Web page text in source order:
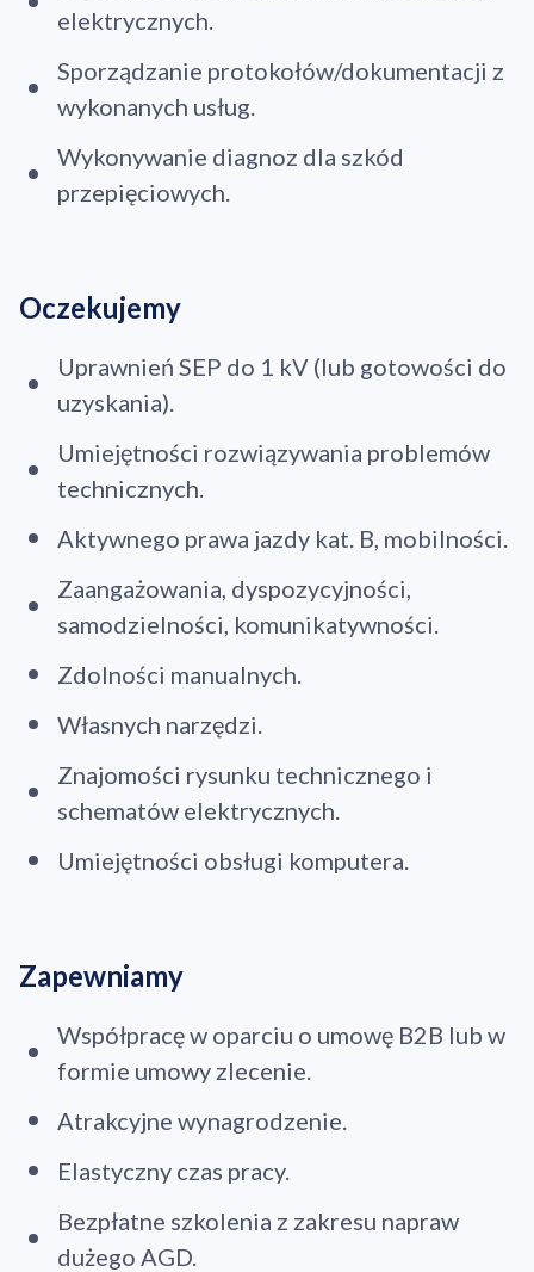
elektrycznych.
Sporządzanie protokołów/dokumentacji z
wykonanych usług.
Wykonywanie diagnoz dla szkód
przepięciowych.
Oczekujemy
Uprawnień SEP do 1 kV (lub gotowości do
uzyskania).
Umiejętności rozwiązywania problemów
technicznych.
Aktywnego prawa jazdy kat. B, mobilności.
Zaangażowania, dyspozycyjności,
samodzielności, komunikatywności.
Zdolności manualnych.
Własnych narzędzi.
Znajomości rysunku technicznego i
schematów elektrycznych.
Umiejętności obsługi komputera.
Zapewniamy
Współpracę w oparciu o umowę B2B lub w
formie umowy zlecenie.
Atrakcyjne wynagrodzenie.
Elastyczny czas pracy.
Bezpłatne szkolenia z zakresu napraw
dużego AGD.